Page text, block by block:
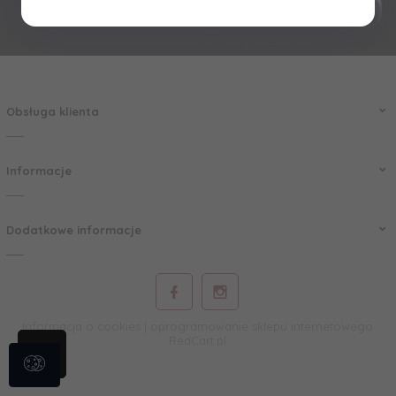
Obsługa klienta
Informacje
Dodatkowe informacje
Informacja o cookies